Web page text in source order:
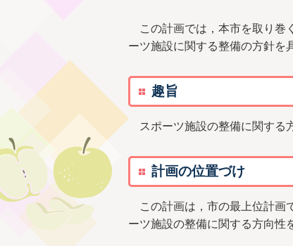
この計画では，本市を取り巻
ーツ施設に関する整備の方針を
趣旨
スポーツ施設の整備に関する
計画の位置づけ
この計画は，市の最上位計画
ーツ施設の整備に関する方向性